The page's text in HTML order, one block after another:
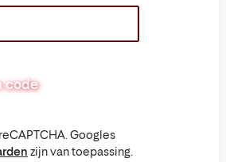
code
Googles
zijn van toepassing.